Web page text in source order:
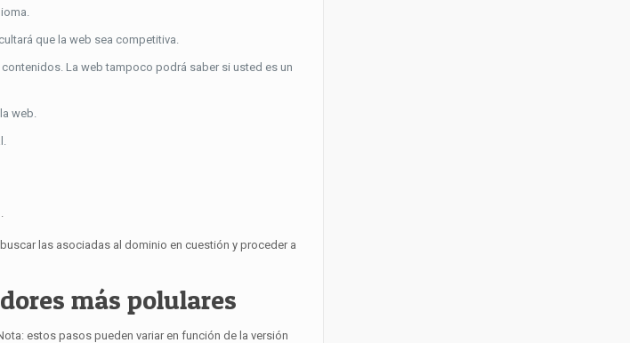
que la web sea competitiva.
La web tampoco podrá saber si usted es un
web.
las asociadas al dominio en cuestión y proceder a
más polulares
estos pasos pueden variar en función de la versión